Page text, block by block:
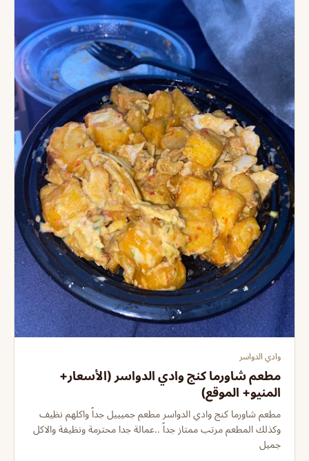
وادي الدواسر
مطعم شاورما كنج وادي الدواسر (الأسعار+
المنيو+ الموقع)
مطعم شاورما كنج وادي الدواسر مطعم جميييل جداً واكلهم نظيف
وكذلك المطعم مرتب ممتاز جداً ..عمالة جدا محترمة ونظيفة والاكل
جميل